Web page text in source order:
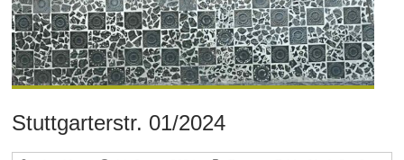
Stuttgarterstr. 01/2024